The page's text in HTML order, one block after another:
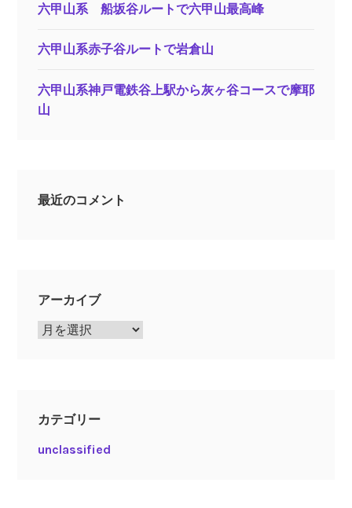
六甲山系 船坂谷ルートで六甲山最高峰
六甲山系赤子谷ルートで岩倉山
六甲山系神戸電鉄谷上駅から灰ヶ谷コースで摩耶
山
最近のコメント
アーカイブ
ア
カテゴリー
unclassified